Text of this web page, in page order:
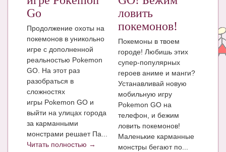
ПСИХОЛОГИЯ
МОДА И КРАСОТА
КОНКУРСЫ
СООБЩЕСТВА
БЛОГИ
Go
Продолжение охоты на
покемонов в уникольно
игре с дополненной
реальностью Pokemon
GO. На этот раз
разобраться в
сложностях
игры Pokemon GO и
выйти на улицах города
за карманными
монстрами решает Па...
Читать полностью →
ловить
покемонов!
Покемоны в твоем
городе! Любишь этих
супер-популярных
героев аниме и манги?
Устанавливай новую
мобильную игру
Pokemon GO на
телефон, и бежим
ловить покемонов!
Маленькие карманные
монстры бегают по...